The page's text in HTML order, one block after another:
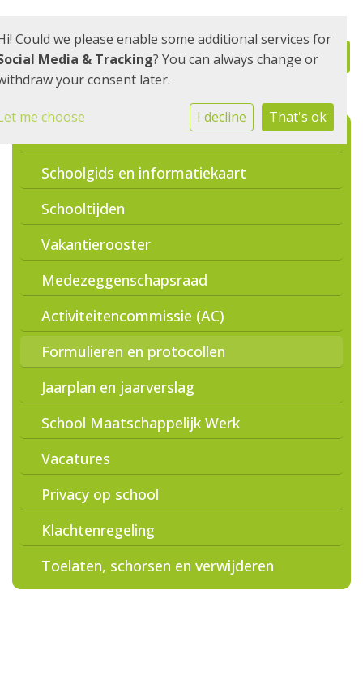
Schoolgids en informatiekaart
Schooltijden
Vakantierooster
Medezeggenschapsraad
Activiteitencommissie (AC)
Formulieren en protocollen
Jaarplan en jaarverslag
School Maatschappelijk Werk
Vacatures
Privacy op school
Klachtenregeling
Toelaten, schorsen en verwijderen
Could we please enable some additional services for
Media & Tracking? You can always change or
your consent later.
me choose I decline That's ok